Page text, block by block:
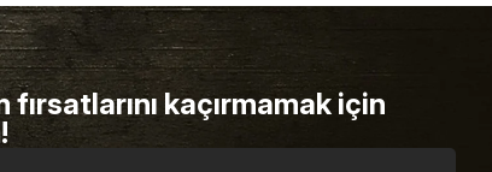
fırsatlarını kaçırmamak için